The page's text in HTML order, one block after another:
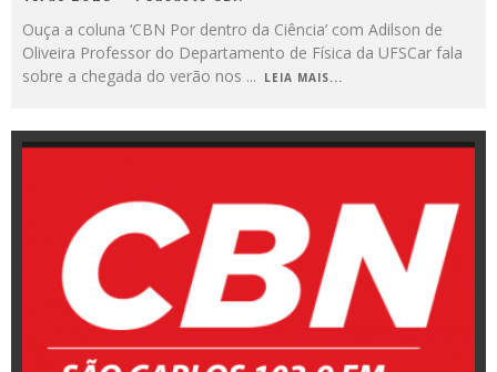
Ouça a coluna ‘CBN Por dentro da Ciência’ com Adilson de
Oliveira Professor do Departamento de Física da UFSCar fala
sobre a chegada do verão nos ... LEIA MAIS...